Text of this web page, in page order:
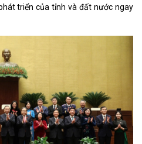
triển của tỉnh và đất nước ngay